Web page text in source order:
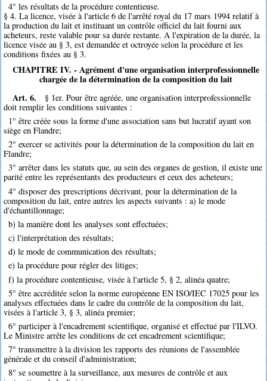
4° les résultats de la procédure contentieuse.
§ 4. La licence, visée à l'article 6 de l'arrêté royal du 17 mars 1994 relatif à
la production du lait et instituant un contrôle officiel du lait fourni aux
acheteurs, reste valable pour sa durée restante. A l'expiration de la durée, la
licence visée au § 3, est demandée et octroyée selon la procédure et les
conditions fixées au § 3.
CHAPITRE IV. - Agrément d'une organisation interprofessionnelle
chargée de la détermination de la composition du lait
Art. 6.
§ 1er. Pour être agréée, une organisation interprofessionnelle
doit remplir les conditions suivantes :
1° être créée sous la forme d'une association sans but lucratif ayant son
siège en Flandre;
2° exercer se activités pour la détermination de la composition du lait en
Flandre;
3° arrêter dans les statuts que, au sein des organes de gestion, il existe une
parité entre les représentants des producteurs et ceux des acheteurs;
4° disposer des prescriptions décrivant, pour la détermination de la
composition du lait, entre autres les aspects suivants : a) le mode
d'échantillonnage;
b) la manière dont les analyses sont effectuées;
c) l'interprétation des résultats;
d) le mode de communication des résultats;
e) la procédure pour régler des litiges;
f) la procédure contentieuse, visée à l'article 5, § 2, alinéa quatre;
5° être accréditée selon la norme européenne EN ISO/IEC 17025 pour les
analyses effectuées dans le cadre du contrôle de la composition du lait,
visées à l'article 3, § 3, alinéa premier;
6° participer à l'encadrement scientifique, organisé et effectué par l'ILVO.
Le Ministre arrête les conditions de cet encadrement scientifique;
7° transmettre à la division les rapports des réunions de l'assemblée
générale et du conseil d'administration;
8° se soumettre à la surveillance, aux mesures de contrôle et aux